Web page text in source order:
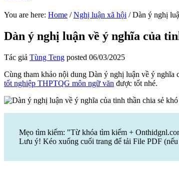
You are here: Home / Nghị luận xã hội /Dàn ý nghị
Dàn ý nghị luận về ý nghĩa của
Tác giả Tùng Teng posted 06/03/2025
Cùng tham khảo nội dung Dàn ý nghị luận về ý nghĩa
tốt nghiệp THPTQG môn ngữ văn được tốt nhé.
Mẹo tìm kiếm: "Từ khóa tìm kiếm +
Lưu ý! Kéo xuống cuối trang để tải File PDF (nếu